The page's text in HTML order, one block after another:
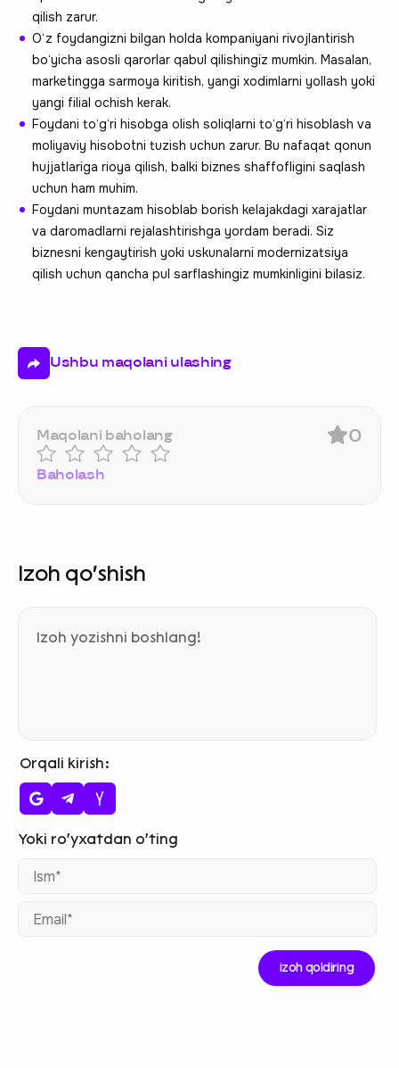
qilish zarur.
O‘z foydangizni bilgan holda kompaniyani rivojlantirish
bo‘yicha asosli qarorlar qabul qilishingiz mumkin. Masalan,
marketingga sarmoya kiritish, yangi xodimlarni yollash yoki
yangi filial ochish kerak.
Foydani to‘g‘ri hisobga olish soliqlarni to‘g‘ri hisoblash va
moliyaviy hisobotni tuzish uchun zarur. Bu nafaqat qonun
hujjatlariga rioya qilish, balki biznes shaffofligini saqlash
uchun ham muhim.
Foydani muntazam hisoblab borish kelajakdagi xarajatlar
va daromadlarni rejalashtirishga yordam beradi. Siz
biznesni kengaytirish yoki uskunalarni modernizatsiya
qilish uchun qancha pul sarflashingiz mumkinligini bilasiz.
Ushbu maqolani ulashing
Maqolani baholang
Baholash
0
Izoh qo‘shish
Orqali kirish